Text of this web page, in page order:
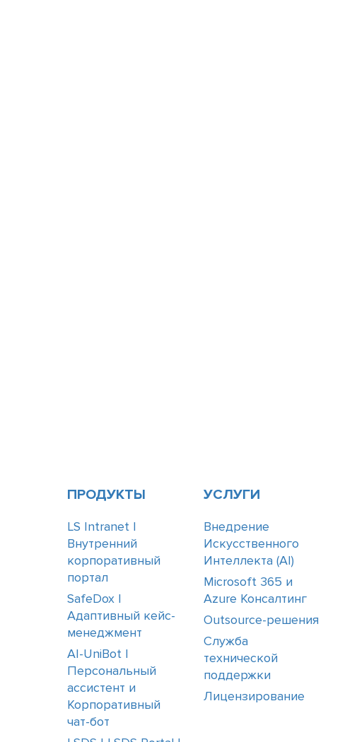
ПРОДУКТЫ
LS Intranet |
Внутренний
корпоративный
портал
SafeDox |
Адаптивный кейс-
менеджмент
AI-UniBot |
Персональный
ассистент и
Корпоративный
чат-бот
УСЛУГИ
Внедрение
Искусственного
Интеллекта (АІ)
Microsoft 365 и
Azure Консалтинг
Outsource-решения
Служба
технической
поддержки
Лицензирование